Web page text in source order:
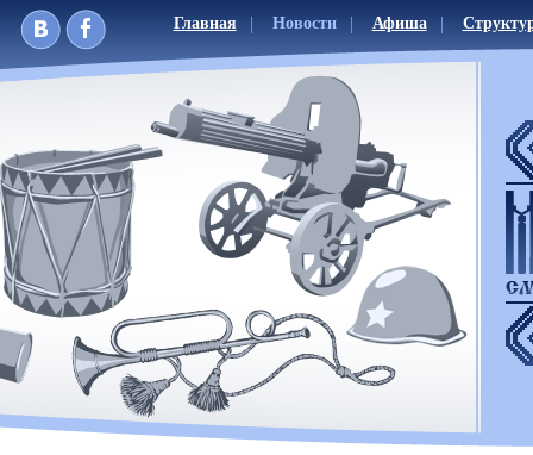
Главная Новости Афиша